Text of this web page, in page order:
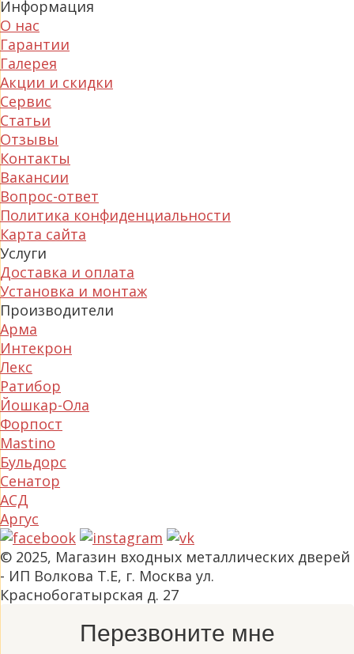
Информация
О нас
Гарантии
Галерея
Акции и скидки
Сервис
Статьи
Отзывы
Контакты
Вакансии
Вопрос-ответ
Политика конфиденциальности
Карта сайта
Услуги
Доставка и оплата
Установка и монтаж
Производители
Арма
Интекрон
Лекс
Ратибор
Йошкар-Ола
Форпост
Mastino
Бульдорс
Сенатор
АСД
Аргус
© 2025, Магазин входных металлических дверей
- ИП Волкова Т.Е, г. Москва ул.
Краснобогатырская д. 27
Перезвоните мне